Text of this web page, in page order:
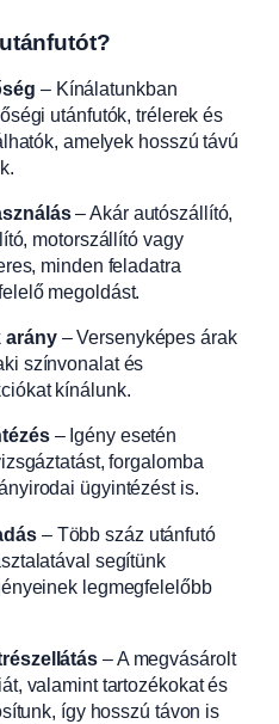
– Kínálatunkban
utánfutók, trélerek és
amelyek hosszú távú
– Akár autószállító,
motorszállító vagy
minden feladatra
megoldást.
arány– Versenyképes árak
színvonalat és
kínálunk.
– Igény esetén
forgalomba
ügyintézést is.
– Több száz utánfutó
segítünk
legmegfelelőbb
– A megvásárolt
valamint tartozékokat és
így hosszú távon is